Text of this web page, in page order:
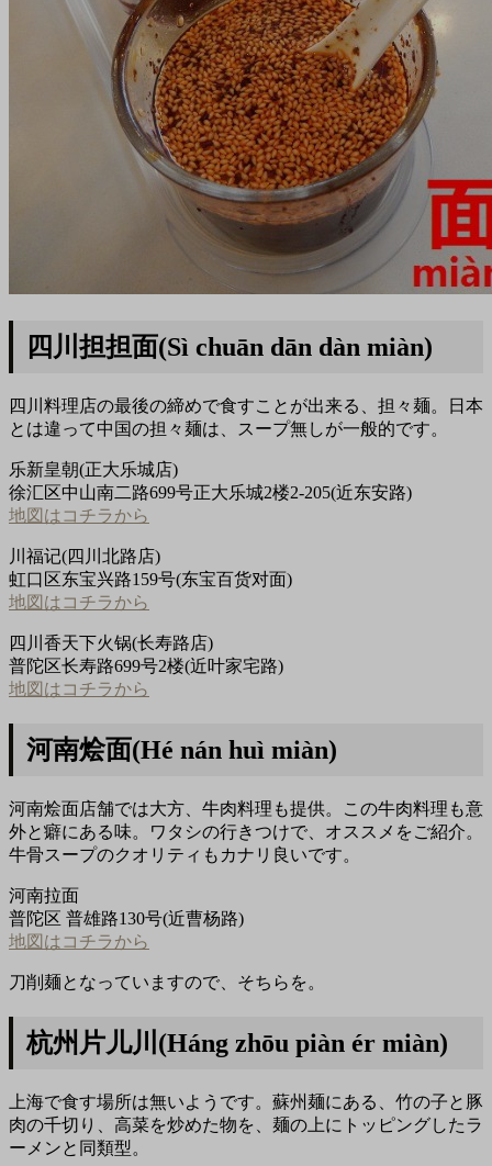
四川担担面(Sì chuān dān dàn miàn)
四川料理店の最後の締めで食すことが出来る、担々麺。日本
とは違って中国の担々麺は、スープ無しが一般的です。
乐新皇朝(正大乐城店)
徐汇区中山南二路699号正大乐城2楼2-205(近东安路)
地図はコチラから
川福记(四川北路店)
虹口区东宝兴路159号(东宝百货对面)
地図はコチラから
四川香天下火锅(长寿路店)
普陀区长寿路699号2楼(近叶家宅路)
地図はコチラから
河南烩面(Hé nán huì miàn)
河南烩面店舗では大方、牛肉料理も提供。この牛肉料理も意
外と癖にある味。ワタシの行きつけで、オススメをご紹介。
牛骨スープのクオリティもカナリ良いです。
河南拉面
普陀区 普雄路130号(近曹杨路)
地図はコチラから
刀削麺となっていますので、そちらを。
杭州片儿川(Háng zhōu piàn ér miàn)
上海で食す場所は無いようです。蘇州麺にある、竹の子と豚
肉の千切り、高菜を炒めた物を、麺の上にトッピングしたラ
ーメンと同類型。